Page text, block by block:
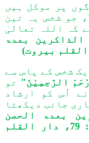
پر موکل ہیں
، جو شخص یہ تین
کہ اللہ تعالیٰ
الذاکرین بعدۃ
شخص کے پاس سے
الرّٰحِمِیْنَ" تو
اُس کو ارشاد
جانب دیکھتا
بعدۃ الحصن
الحصین بتغییر یسیر، رقم الصفحۃ: 79، دار القلم